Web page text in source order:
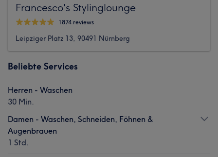
Francesco's Stylinglounge
1874 reviews
Leipziger Platz 13, 90491 Nürnberg
Beliebte Services
Herren - Waschen
30 Min.
Damen - Waschen, Schneiden, Föhnen &
Augenbrauen
1 Std.